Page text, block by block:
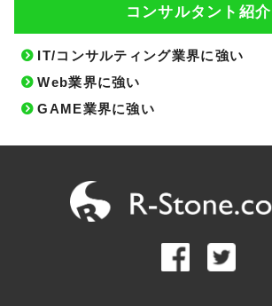
コンサルタント紹介
IT/コンサルティング業界に強い
Web業界に強い
GAME業界に強い